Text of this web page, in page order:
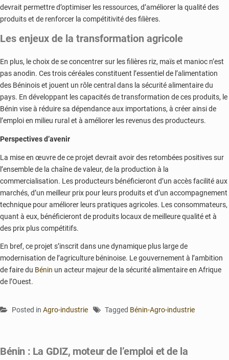
devrait permettre d’optimiser les ressources, d’améliorer la qualité des
produits et de renforcer la compétitivité des filières.
Les enjeux de la transformation agricole
En plus, le choix de se concentrer sur les filières riz, maïs et manioc n’est
pas anodin. Ces trois céréales constituent l’essentiel de l’alimentation
des Béninois et jouent un rôle central dans la sécurité alimentaire du
pays. En développant les capacités de transformation de ces produits, le
Bénin vise à réduire sa dépendance aux importations, à créer ainsi de
l’emploi en milieu rural et à améliorer les revenus des producteurs.
Perspectives d’avenir
La mise en œuvre de ce projet devrait avoir des retombées positives sur
l’ensemble de la chaîne de valeur, de la production à la
commercialisation. Les producteurs bénéficieront d’un accès facilité aux
marchés, d’un meilleur prix pour leurs produits et d’un accompagnement
technique pour améliorer leurs pratiques agricoles. Les consommateurs,
quant à eux, bénéficieront de produits locaux de meilleure qualité et à
des prix plus compétitifs.
En bref, ce projet s’inscrit dans une dynamique plus large de
modernisation de l’agriculture béninoise. Le gouvernement à l’ambition
de faire du Bénin un acteur majeur de la sécurité alimentaire en Afrique
de l’Ouest.
Posted in Agro-industrie Tagged Bénin-Agro-industrie
Bénin : La GDIZ, moteur de l’emploi et de la